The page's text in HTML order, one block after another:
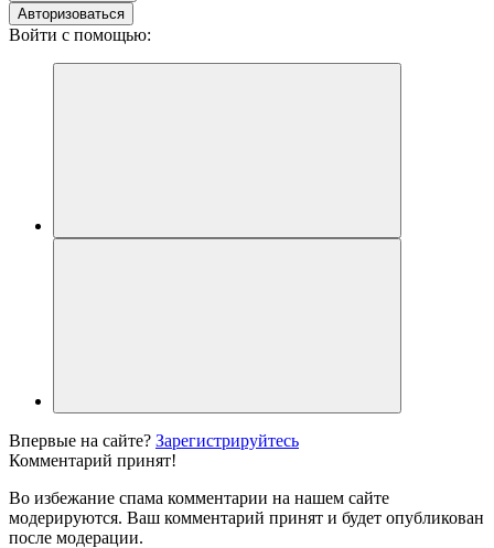
Авторизоваться
Войти с помощью:
Впервые на сайте? Зарегистрируйтесь
Комментарий принят!
Во избежание спама комментарии на нашем сайте
модерируются. Ваш комментарий принят и будет опубликован
после модерации.